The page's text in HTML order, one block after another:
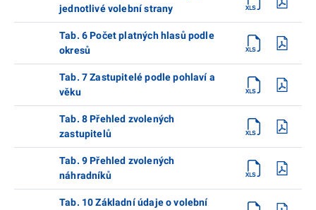
jednotlivé volební strany
Tab. 6 Počet platných hlasů podle
okresů
Tab. 7 Zastupitelé podle pohlaví a
věku
Tab. 8 Přehled zvolených
zastupitelů
Tab. 9 Přehled zvolených
náhradníků
Tab. 10 Základní údaje o volební